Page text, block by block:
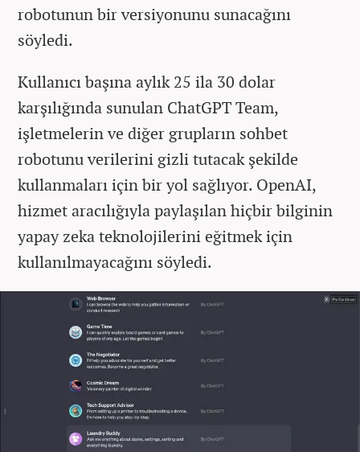
robotunun bir versiyonunu sunacağını
söyledi.
Kullanıcı başına aylık 25 ila 30 dolar
karşılığında sunulan ChatGPT Team,
işletmelerin ve diğer grupların sohbet
robotunu verilerini gizli tutacak şekilde
kullanmaları için bir yol sağlıyor. OpenAI,
hizmet aracılığıyla paylaşılan hiçbir bilginin
yapay zeka teknolojilerini eğitmek için
kullanılmayacağını söyledi.